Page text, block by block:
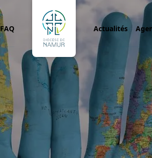
FAQ Actualités